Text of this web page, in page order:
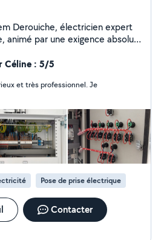
Derouiche, électricien expert
animé par une exigence absolue
soin, dans le strict respect
pour vous offrir une installation
d'esprit totale. Ma
service haut de gamme, où
ne sont jamais
engagements.
Céline : 5/5
et très professionnel. Je
Pose de prise électrique
Contacter